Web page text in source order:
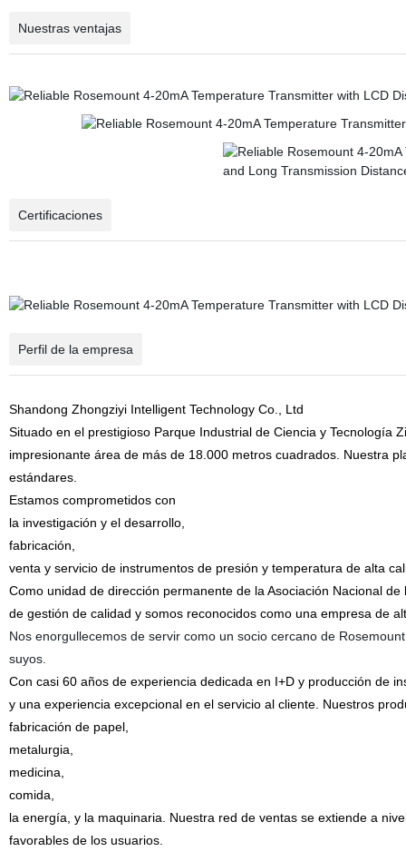
Nuestras ventajas
Certificaciones
Perfil de la empresa
Shandong Zhongziyi Intelligent Technology Co., Ltd
Situado en el prestigioso Parque Industrial de Ciencia y Tecnología
impresionante área de más de 18.000 metros cuadrados. Nuestra
estándares.
Estamos comprometidos con
la investigación y el desarrollo,
fabricación,
venta y servicio de instrumentos de presión y temperatura de alta
Como unidad de dirección permanente de la Asociación Nacional
de gestión de calidad y somos reconocidos como una empresa de
Nos enorgullecemos de servir como un socio cercano de
suyos.
Con casi 60 años de experiencia dedicada en I+D y producción de
y una experiencia excepcional en el servicio al cliente. Nuestros
fabricación de papel,
metalurgia,
medicina,
comida,
la energía, y la maquinaria. Nuestra red de ventas se extiende a
favorables de los usuarios.